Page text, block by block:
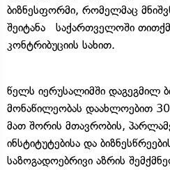
ბიზნესფორმი, რომელმაც
შეიტანა საქართველოში
კონტრიბუციის სახით.
წელს იერუსალიმში დაგეგმილ
მონაწილეობას დაახლოებით
მათ შორის მთავრობის,
ინსტიტუტებისა და
საზოგადოებრივი აზრის